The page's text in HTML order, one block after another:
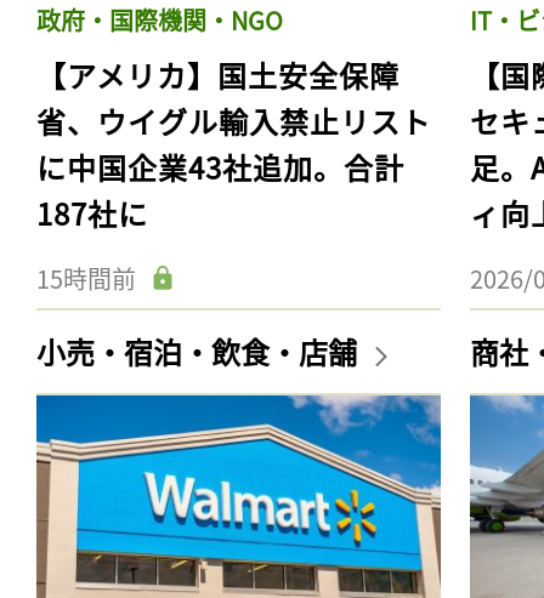
政府・国際機関・NGO
【アメリカ】国土安全保障
省、ウイグル輸入禁止リスト
に中国企業43社追加。合計
187社に
15時間前
IT・
【
セキ
足。
ィ向
2026/
小売・宿泊・飲食・店舗 商社